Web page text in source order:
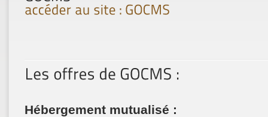
Hébergement mutualisé :